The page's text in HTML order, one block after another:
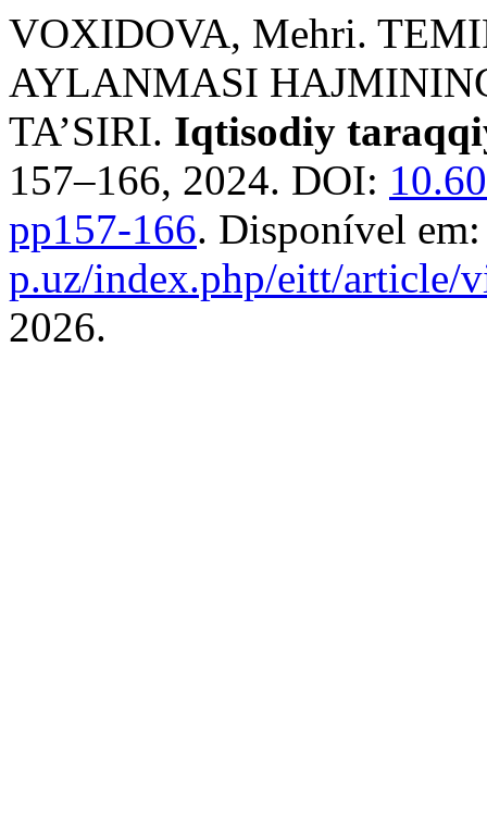
VOXIDOVA, Mehri.
AYLANMASI
TA’SIRI. Iqtisodiy
157–166, 2024. DOI:
pp157-166. Disponível
p.uz/index.php/eitt/article/
2026.